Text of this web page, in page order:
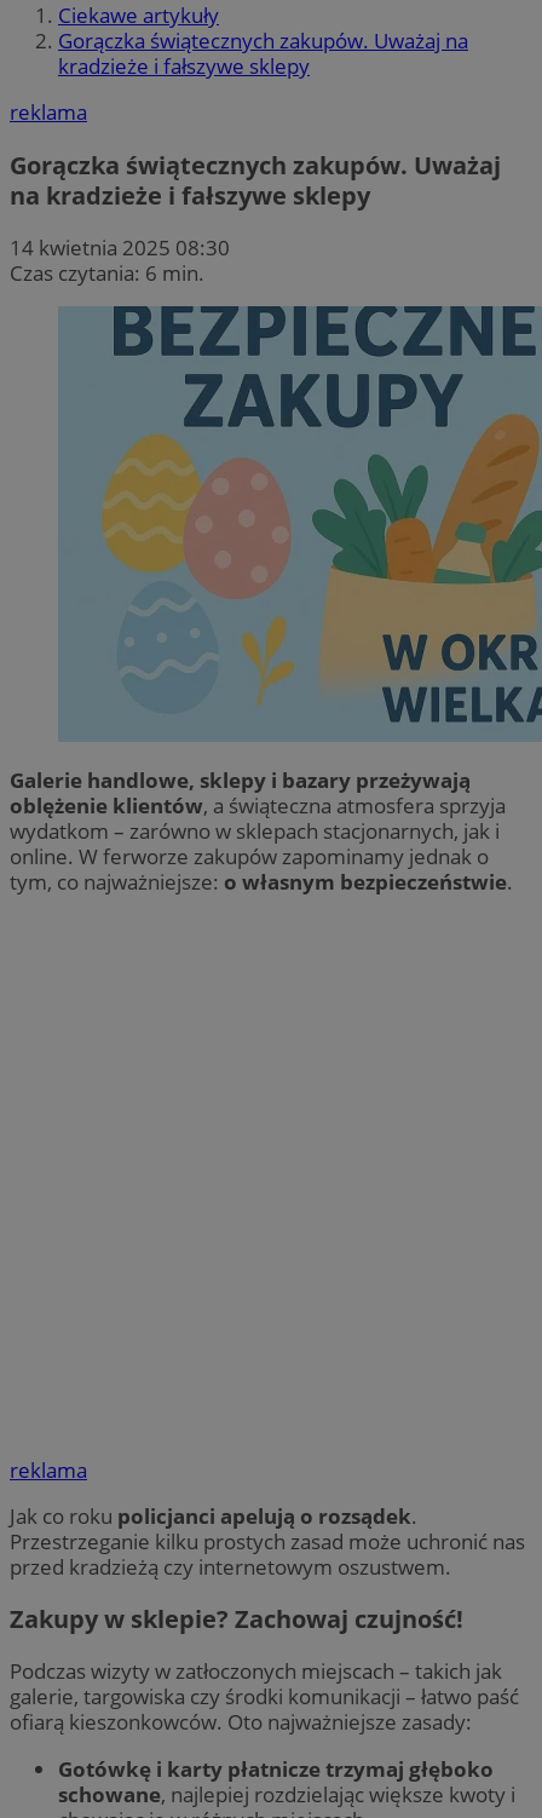
Ciekawe artykuły
Gorączka świątecznych zakupów. Uważaj na
kradzieże i fałszywe sklepy
reklama
Gorączka świątecznych zakupów. Uważaj
na kradzieże i fałszywe sklepy
14 kwietnia 2025 08:30
Czas czytania: 6 min.
Galerie handlowe, sklepy i bazary przeżywają
oblężenie klientów, a świąteczna atmosfera sprzyja
wydatkom – zarówno w sklepach stacjonarnych, jak i
online. W ferworze zakupów zapominamy jednak o
tym, co najważniejsze: o własnym bezpieczeństwie.
reklama
Jak co roku policjanci apelują o rozsądek.
Przestrzeganie kilku prostych zasad może uchronić nas
przed kradzieżą czy internetowym oszustwem.
Zakupy w sklepie? Zachowaj czujność!
Podczas wizyty w zatłoczonych miejscach – takich jak
galerie, targowiska czy środki komunikacji – łatwo paść
ofiarą kieszonkowców. Oto najważniejsze zasady:
Gotówkę i karty płatnicze trzymaj głęboko
schowane, najlepiej rozdzielając większe kwoty i